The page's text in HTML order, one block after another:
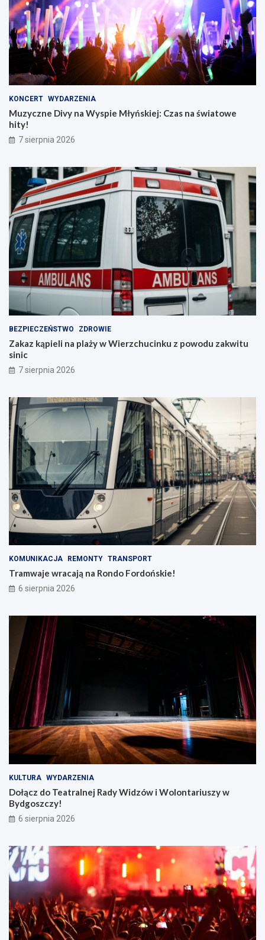
KONCERT WYDARZENIA
Muzyczne Divy na Wyspie Młyńskiej: Czas na światowe
hity!
7 sierpnia 2026
BEZPIECZEŃSTWO ZDROWIE
Zakaz kąpieli na plaży w Wierzchucinku z powodu zakwitu
sinic
7 sierpnia 2026
KOMUNIKACJA REMONTY TRANSPORT
Tramwaje wracają na Rondo Fordońskie!
6 sierpnia 2026
KULTURA WYDARZENIA
Dołącz do Teatralnej Rady Widzów i Wolontariuszy w
Bydgoszczy!
6 sierpnia 2026